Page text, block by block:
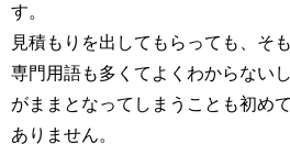
す。
見積もりを出してもらっても、そ
専門用語も多くてよくわからない
がままとなってしまうことも初め
ありません。